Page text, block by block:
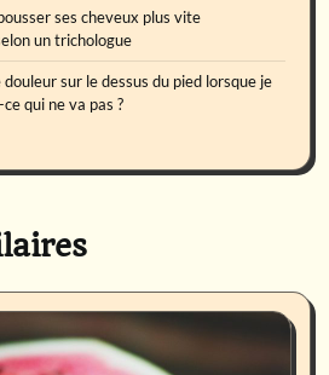
ses cheveux plus vite
un trichologue
douleur sur le dessus du pied lorsque je
ce qui ne va pas ?